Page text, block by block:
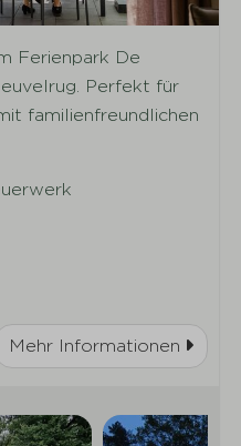
Ferienpark De
Perfekt für
familienfreundlichen
Mehr Informationen